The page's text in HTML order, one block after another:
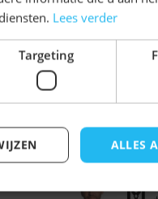
overslaan
Lees verder
Targeting
ALLES